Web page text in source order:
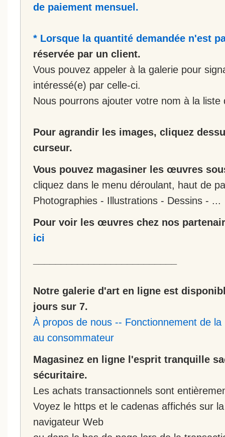
de paiement mensuel.
* Lorsque la quantité demandée n'est
réservée par un client.
Vous pouvez appeler à la galerie pour
intéressé(e) par celle-ci.
Nous pourrons ajouter votre nom à la liste
Pour agrandir les images, cliquez
curseur.
Vous pouvez magasiner les œuvres
cliquez dans le menu déroulant, haut de
Photographies - Illustrations - Dessins - ...
Pour voir les œuvres chez nos
ici
Notre galerie d'art en ligne est
jours sur 7.
À propos de nous -- Fonctionnement de
au consommateur
Magasinez en ligne l'esprit tranquille
sécuritaire.
Les achats transactionnels sont
Voyez le https et le cadenas affichés sur
navigateur Web